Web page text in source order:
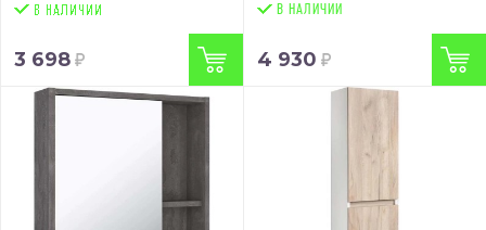
3 698
В НАЛИЧИИ
4 930